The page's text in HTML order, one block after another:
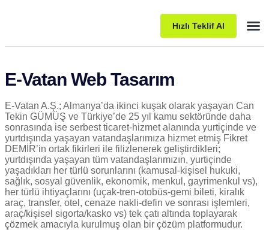
Hızlı Teklif Al
E-Vatan Web Tasarım
E-Vatan A.Ş.; Almanya’da ikinci kuşak olarak yaşayan Can
Tekin GÜMÜŞ ve Türkiye’de 25 yıl kamu sektöründe daha
sonrasında ise serbest ticaret-hizmet alanında yurtiçinde ve
yurtdışında yaşayan vatandaşlarımıza hizmet etmiş Fikret
DEMİR’in ortak fikirleri ile filizlenerek geliştirdikleri;
yurtdışında yaşayan tüm vatandaşlarımızın, yurtiçinde
yaşadıkları her türlü sorunlarını (kamusal-kişisel hukuki,
sağlık, sosyal güvenlik, ekonomik, menkul, gayrimenkul vs),
her türlü ihtiyaçlarını (uçak-tren-otobüs-gemi bileti, kiralık
araç, transfer, otel, cenaze nakli-defin ve sonrası işlemleri,
araç/kişisel sigorta/kasko vs) tek çatı altında toplayarak
çözmek amacıyla kurulmuş olan bir çözüm platformudur.